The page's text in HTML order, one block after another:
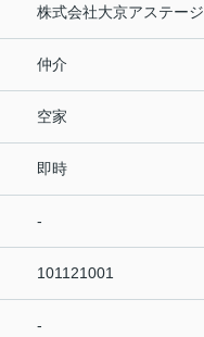
株式会社大京アステージ
仲介
空家
即時
-
101121001
-